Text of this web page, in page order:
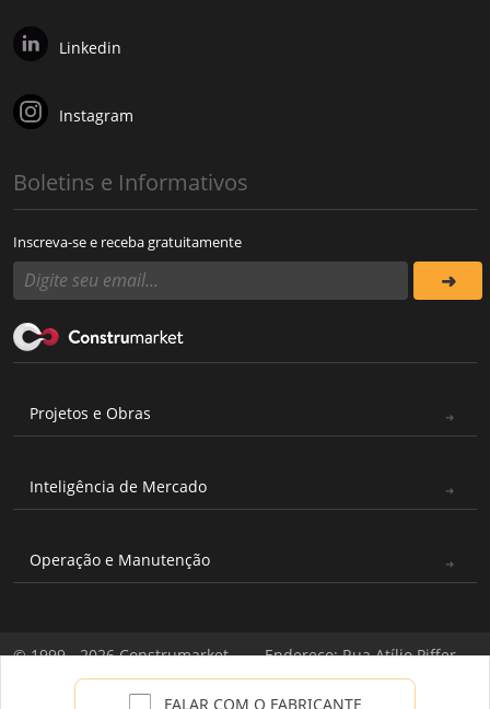
FALAR COM O FABRICANTE
Linkedin
Instagram
Boletins e Informativos
Inscreva-se e receba gratuitamente
Projetos e Obras
Inteligência de Mercado
Operação e Manutenção
© 1999 - 2026 Construmarket
Todos os direitos reservados
Política de Privacidade
Endereço: Rua Atílio Piffer,
571 - Casa Verde, São Paulo -
SP / CNPJ: 03.706.177/0001-